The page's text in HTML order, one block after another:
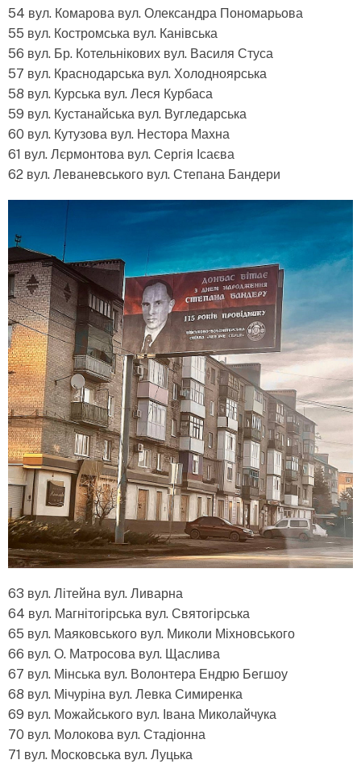
54 вул. Комарова вул. Олександра Пономарьова
55 вул. Костромська вул. Канівська
56 вул. Бр. Котельнікових вул. Василя Стуса
57 вул. Краснодарська вул. Холодноярська
58 вул. Курська вул. Леся Курбаса
59 вул. Кустанайська вул. Вугледарська
60 вул. Кутузова вул. Нестора Махна
61 вул. Лєрмонтова вул. Сергія Ісаєва
62 вул. Леваневського вул. Степана Бандери
63 вул. Літейна вул. Ливарна
64 вул. Магнітогірська вул. Святогірська
65 вул. Маяковського вул. Миколи Міхновського
66 вул. О. Матросова вул. Щаслива
67 вул. Мінська вул. Волонтера Ендрю Бегшоу
68 вул. Мічуріна вул. Левка Симиренка
69 вул. Можайського вул. Івана Миколайчука
70 вул. Молокова вул. Стадіонна
71 вул. Московська вул. Луцька